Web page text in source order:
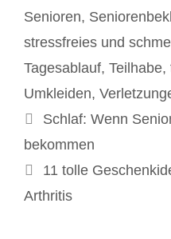
Senioren,
stressfreies und
Tagesablauf, Teilhabe,
Umkleiden,
Beitrags-
Navigation
Schlaf: Wenn
bekommen
11 tolle
Arthritis